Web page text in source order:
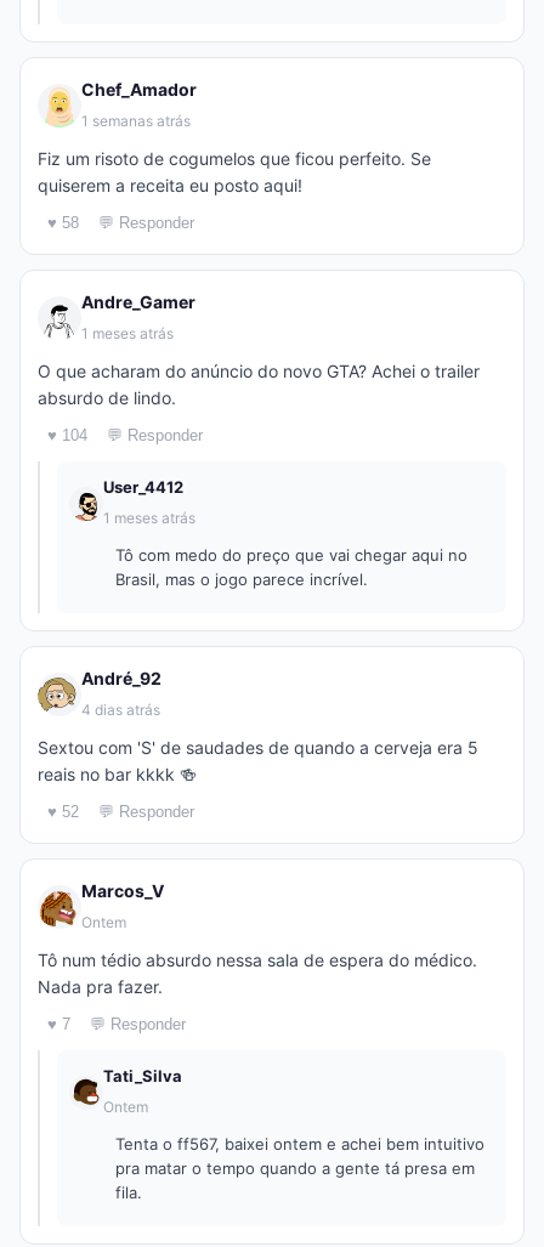
Chef_Amador
1 semanas atrás
Fiz um risoto de cogumelos que ficou perfeito. Se
quiserem a receita eu posto aqui!
♥ 58 💬 Responder
Andre_Gamer
1 meses atrás
O que acharam do anúncio do novo GTA? Achei o trailer
absurdo de lindo.
♥ 104 💬 Responder
User_4412
1 meses atrás
Tô com medo do preço que vai chegar aqui no
Brasil, mas o jogo parece incrível.
André_92
4 dias atrás
Sextou com 'S' de saudades de quando a cerveja era 5
reais no bar kkkk 🍻
♥ 52 💬 Responder
Marcos_V
Ontem
Tô num tédio absurdo nessa sala de espera do médico.
Nada pra fazer.
♥ 7 💬 Responder
Tati_Silva
Ontem
Tenta o ff567, baixei ontem e achei bem intuitivo
pra matar o tempo quando a gente tá presa em
fila.